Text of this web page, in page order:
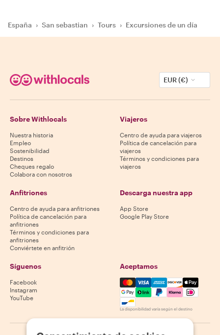
España › San sebastian › Tours › Excursiones de un día
EUR (€)
Sobre Withlocals
Nuestra historia
Empleo
Sostenibilidad
Destinos
Cheques regalo
Colabora con nosotros
Viajeros
Centro de ayuda para viajeros
Política de cancelación para
viajeros
Términos y condiciones para
viajeros
Anfitriones
Centro de ayuda para anfitriones
Política de cancelación para
anfitriones
Términos y condiciones para
anfitriones
Conviértete en anfitrión
Descarga nuestra app
App Store
Google Play Store
Síguenos
Facebook
Instagram
YouTube
Aceptamos
Mastercard, Visa, Amex,
La disponibilidad varía según el destino